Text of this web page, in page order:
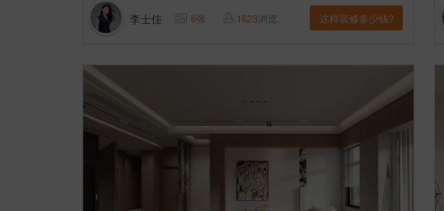
李士佳 6张 1623浏览 这样装修多少钱?